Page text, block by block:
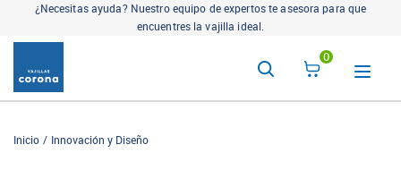
¿Necesitas ayuda? Nuestro equipo de expertos te asesora para que
encuentres la vajilla ideal.
0
Inicio Innovación y Diseño